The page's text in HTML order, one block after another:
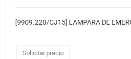
Solicitar precio